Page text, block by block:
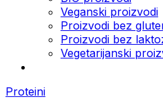
Veganski proizvodi
Proizvodi bez
Proizvodi bez
Vegetarijanski
Proteini